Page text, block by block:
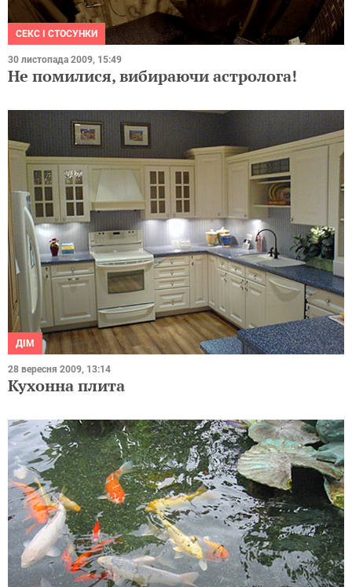
СЕКС І СТОСУНКИ
30 листопада 2009, 15:49
Не помилися, вибираючи астролога!
ДІМ
28 вересня 2009, 13:14
Кухонна плита